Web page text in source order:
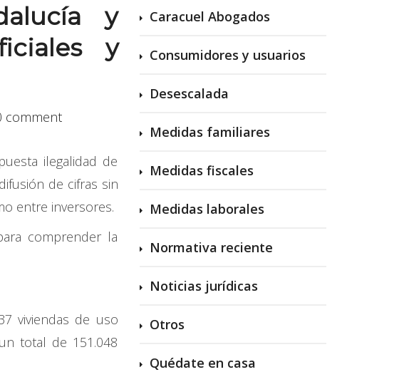
y
y
comment
ilegalidad de
de cifras sin
entre inversores.
comprender la
viviendas de uso
total de 151.048
Caracuel Abogados
Consumidores y usuarios
Desescalada
Medidas familiares
Medidas fiscales
Medidas laborales
Normativa reciente
Noticias jurídicas
Otros
Quédate en casa